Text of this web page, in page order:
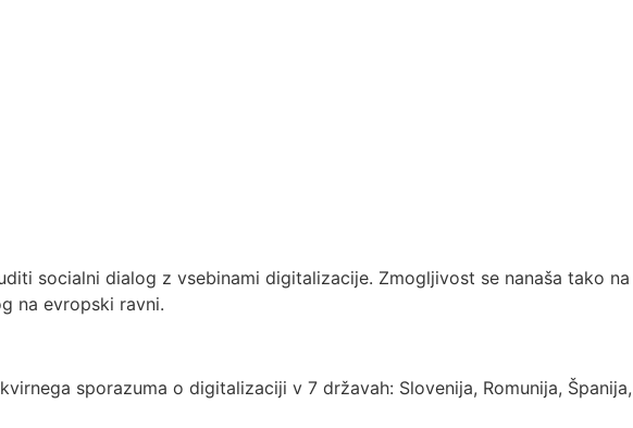
socialni dialog z vsebinami digitalizacije. Zmogljivost se nanaša tako na
na evropski ravni.
sporazuma o digitalizaciji v 7 državah: Slovenija, Romunija, Španija,